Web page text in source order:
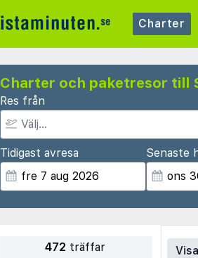
Charter
Charter och paketresor till
Res från
Tidigast avresa Senaste
472 träffar